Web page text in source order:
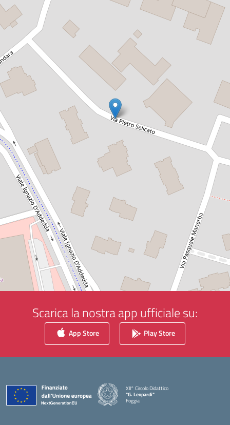
Scarica la nostra app ufficiale su:
App Store Play Store
XII° Circolo Didattico
"G. Leopardi"
Foggia
— Visita la pagina iniziale della scuola